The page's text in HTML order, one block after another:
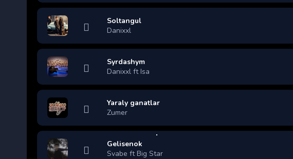
Soltangul
Danixxl
Syrdashym
Danixxl ft Isa
Yaraly ganatlar
Zumer
Gelisenok
Svabe ft Big Star